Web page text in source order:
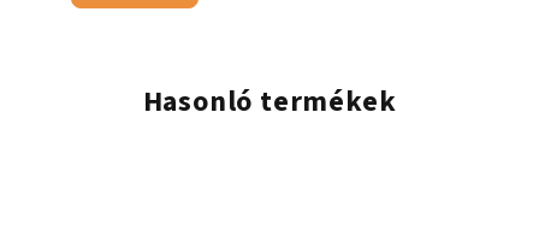
Hasonló termékek